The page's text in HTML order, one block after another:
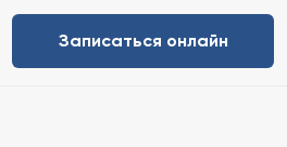
Записаться онлайн